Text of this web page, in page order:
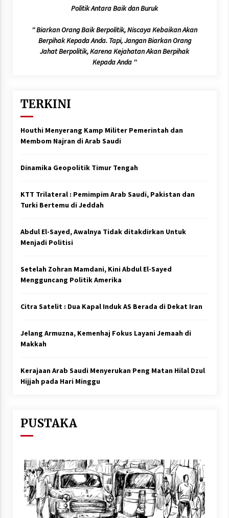
Politik Antara Baik dan Buruk
'' Biarkan Orang Baik Berpolitik, Niscaya Kebaikan Akan
Berpihak Kepada Anda. Tapi, Jangan Biarkan Orang
Jahat Berpolitik, Karena Kejahatan Akan Berpihak
Kepada Anda ''
TERKINI
Houthi Menyerang Kamp Militer Pemerintah dan
Membom Najran di Arab Saudi
Dinamika Geopolitik Timur Tengah
KTT Trilateral : Pemimpim Arab Saudi, Pakistan dan
Turki Bertemu di Jeddah
Abdul El-Sayed, Awalnya Tidak ditakdirkan Untuk
Menjadi Politisi
Setelah Zohran Mamdani, Kini Abdul El-Sayed
Mengguncang Politik Amerika
Citra Satelit : Dua Kapal Induk AS Berada di Dekat Iran
Jelang Armuzna, Kemenhaj Fokus Layani Jemaah di
Makkah
Kerajaan Arab Saudi Menyerukan Peng Matan Hilal Dzul
Hijjah pada Hari Minggu
PUSTAKA